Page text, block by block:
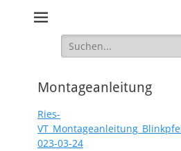
Suche
nach:
Montageanleitung
Ries-
023-03-24